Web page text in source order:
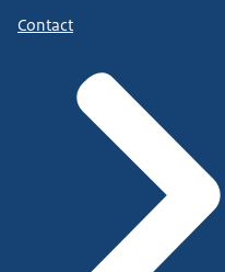
Contact